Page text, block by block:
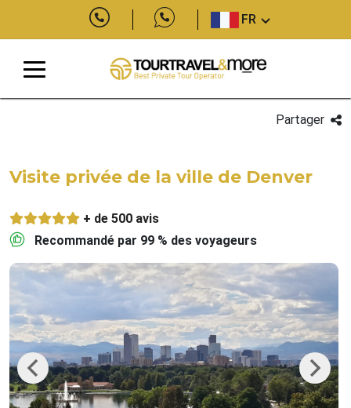
FR
Partager
Visite privée de la ville de Denver
+ de 500 avis
Recommandé par 99 % des voyageurs
Previous Next